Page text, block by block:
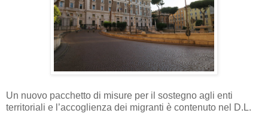
Un nuovo pacchetto di misure per il sostegno agli enti
territoriali e l’accoglienza dei migranti è contenuto nel D.L.